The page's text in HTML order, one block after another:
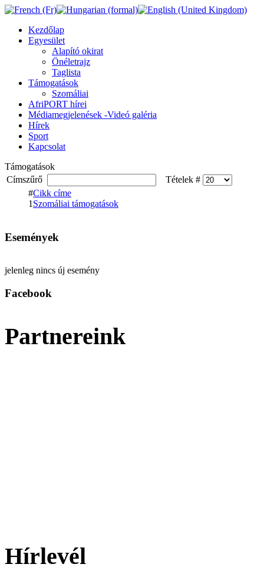
Kezdőlap
Egyesület
Alapító okirat
Önéletrajz
Taglista
Támogatások
Szomáliai
AfriPORT hírei
Médiamegjelenések -Videó galéria
Hírek
Sport
Kapcsolat
Támogatások
Címszűrő
Tételek #
#Cikk címe
1 Szomáliai támogatások
Események
jelenleg nincs új esemény
Facebook
Partnereink
Hírlevél